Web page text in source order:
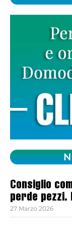
Consiglio
perde pezzi.
27 Marzo 2026